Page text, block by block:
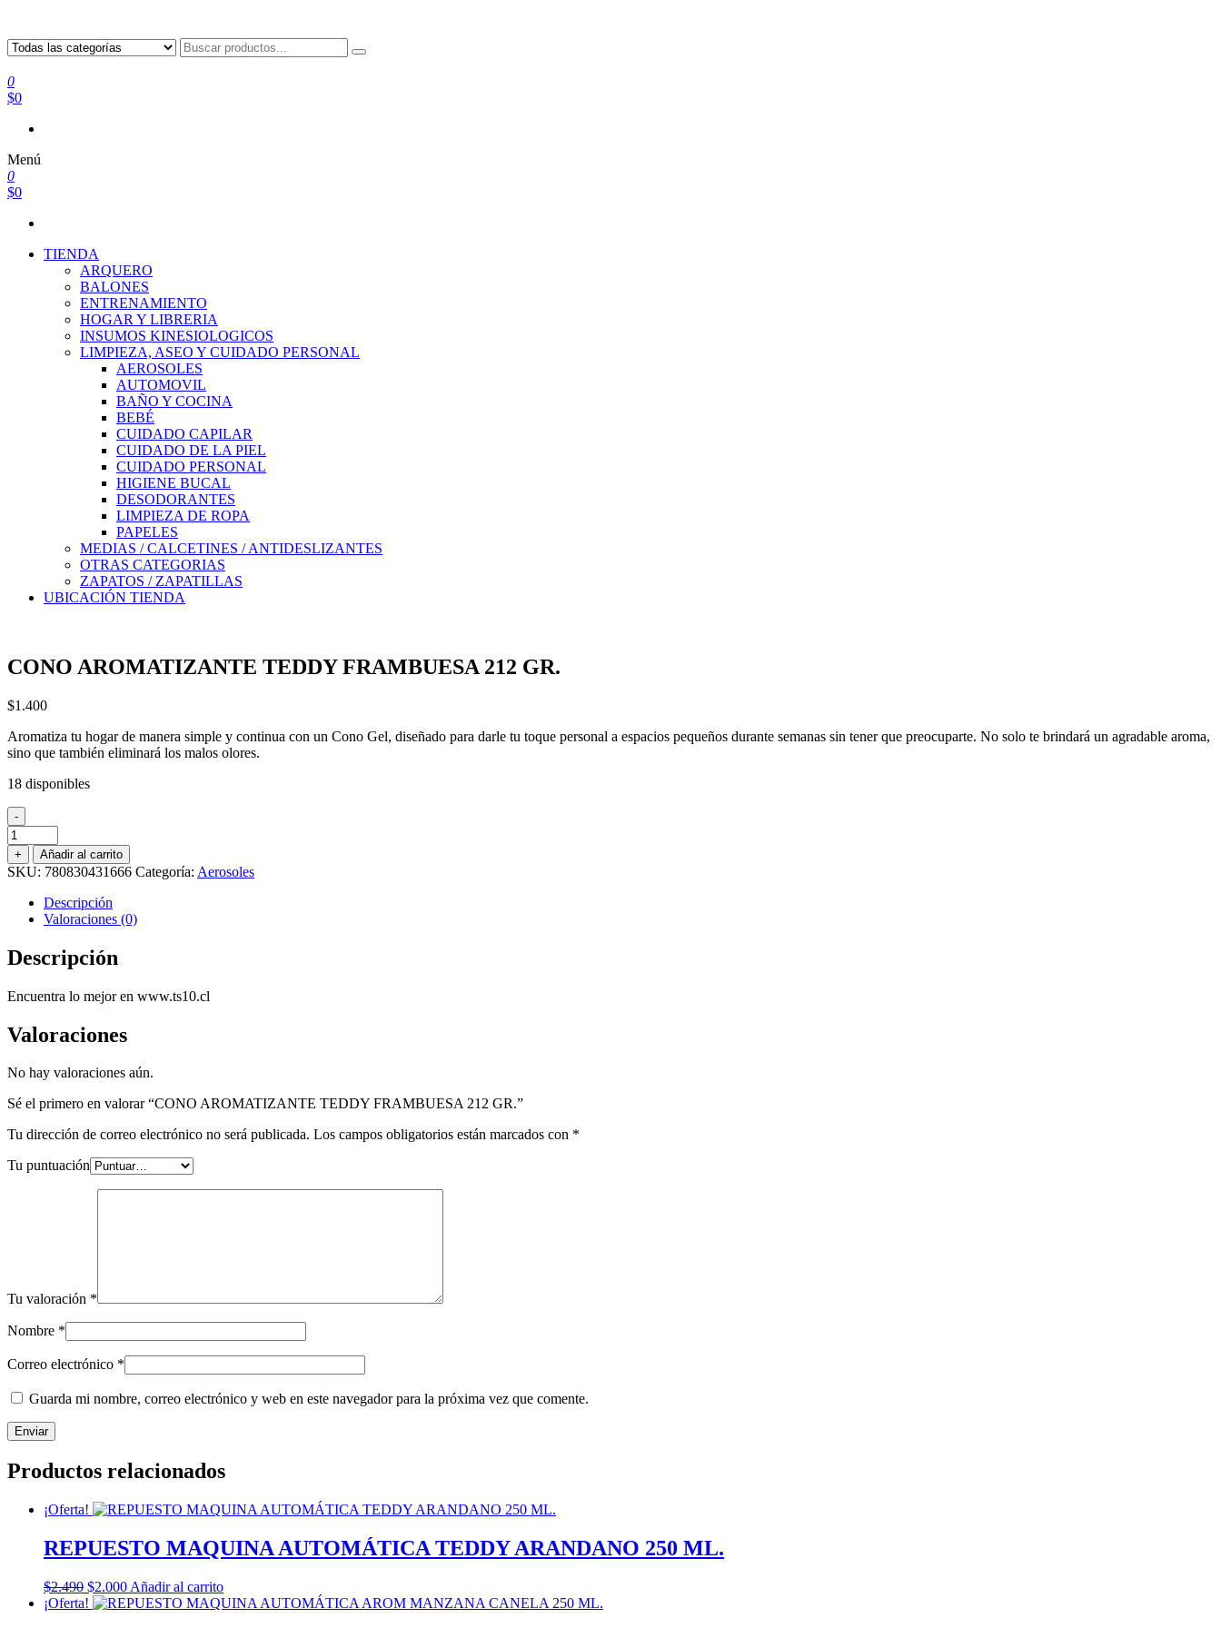
0
$0
Menú
0
$0
TIENDA
ARQUERO
BALONES
ENTRENAMIENTO
HOGAR Y LIBRERIA
INSUMOS KINESIOLOGICOS
LIMPIEZA, ASEO Y CUIDADO PERSONAL
AEROSOLES
AUTOMOVIL
BAÑO Y COCINA
BEBÉ
CUIDADO CAPILAR
CUIDADO DE LA PIEL
CUIDADO PERSONAL
HIGIENE BUCAL
DESODORANTES
LIMPIEZA DE ROPA
PAPELES
MEDIAS / CALCETINES / ANTIDESLIZANTES
OTRAS CATEGORIAS
ZAPATOS / ZAPATILLAS
UBICACIÓN TIENDA
CONO AROMATIZANTE TEDDY FRAMBUESA 212 GR.
$1.400
Aromatiza tu hogar de manera simple y continua con un Cono Gel, diseñado para darle tu toque personal a espacios pequeños durante semanas sin tener que preocuparte. No solo te brindará un agradable aroma,
sino que también eliminará los malos olores.
18 disponibles
-
CONO
AROMATIZANTE
TEDDY
FRAMBUESA
GR.
cantidad
+ Añadir al carrito
SKU: 780830431666 Categoría: Aerosoles
Descripción
Valoraciones (0)
Descripción
Encuentra lo mejor en www.ts10.cl
Valoraciones
No hay valoraciones aún.
Sé el primero en valorar “CONO AROMATIZANTE TEDDY FRAMBUESA 212 GR.”
Tu dirección de correo electrónico no será publicada. Los campos obligatorios están marcados con *
Tu puntuación
Tu valoración *
Nombre *
Correo electrónico *
Guarda mi nombre, correo electrónico y web en este navegador para la próxima vez que comente.
Productos relacionados
¡Oferta!
REPUESTO MAQUINA AUTOMÁTICA TEDDY ARANDANO 250 ML.
$2.490 El
precio
$2.000El
precio
Añadir al carrito
¡Oferta!